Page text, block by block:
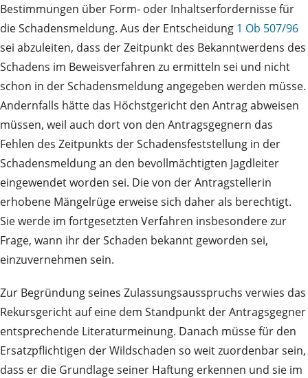
Bestimmungen über Form- oder Inhaltserfordernisse für
die Schadensmeldung. Aus der Entscheidung 1 Ob 507/96
sei abzuleiten, dass der Zeitpunkt des Bekanntwerdens des
Schadens im Beweisverfahren zu ermitteln sei und nicht
schon in der Schadensmeldung angegeben werden müsse.
Andernfalls hätte das Höchstgericht den Antrag abweisen
müssen, weil auch dort von den Antragsgegnern das
Fehlen des Zeitpunkts der Schadensfeststellung in der
Schadensmeldung an den bevollmächtigten Jagdleiter
eingewendet worden sei. Die von der Antragstellerin
erhobene Mängelrüge erweise sich daher als berechtigt.
Sie werde im fortgesetzten Verfahren insbesondere zur
Frage, wann ihr der Schaden bekannt geworden sei,
einzuvernehmen sein.
Zur Begründung seines Zulassungsausspruchs verwies das
Rekursgericht auf eine dem Standpunkt der Antragsgegner
entsprechende Literaturmeinung. Danach müsse für den
Ersatzpflichtigen der Wildschaden so weit zuordenbar sein,
dass er die Grundlage seiner Haftung erkennen und sie im